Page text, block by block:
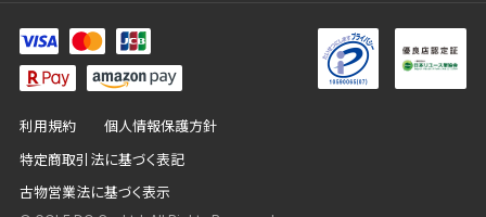
利用規約 個人情報保護方針
特定商取引法に基づく表記
古物営業法に基づく表示